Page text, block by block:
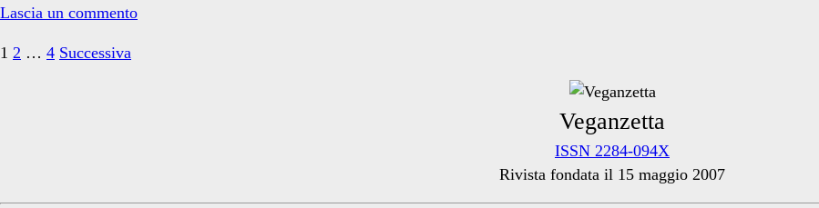
Lascia un commento
Paginazione
1 2 … 4 Successiva
Veganzetta
ISSN 2284-094X
Rivista fondata il 15 maggio 2007